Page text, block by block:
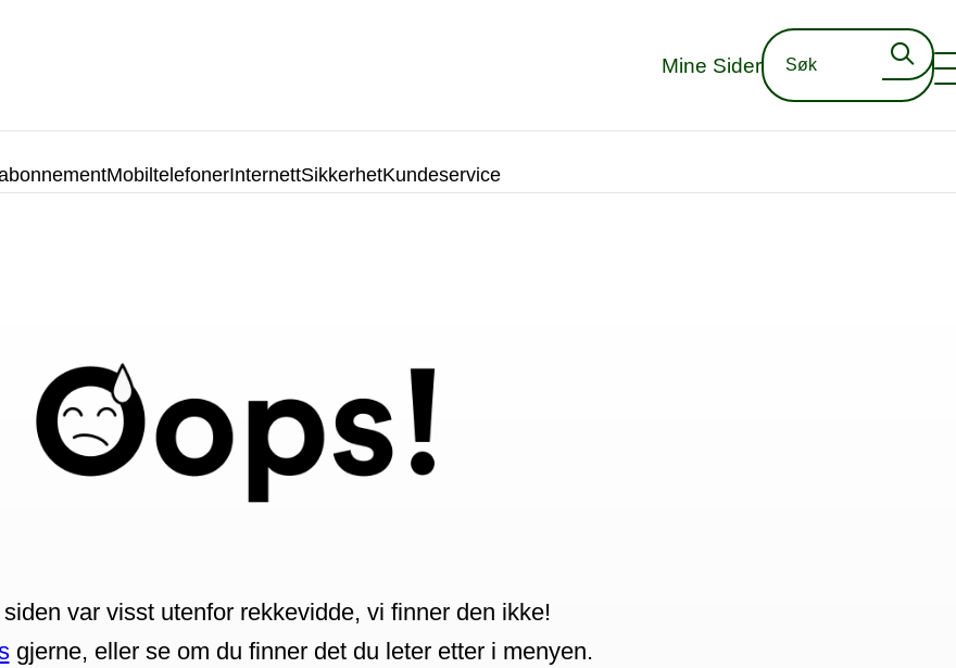
Mine Sider
MobiltelefonerInternettSikkerhetKundeservice
var visst utenfor rekkevidde, vi finner den ikke!
gjerne, eller se om du finner det du leter etter i menyen.